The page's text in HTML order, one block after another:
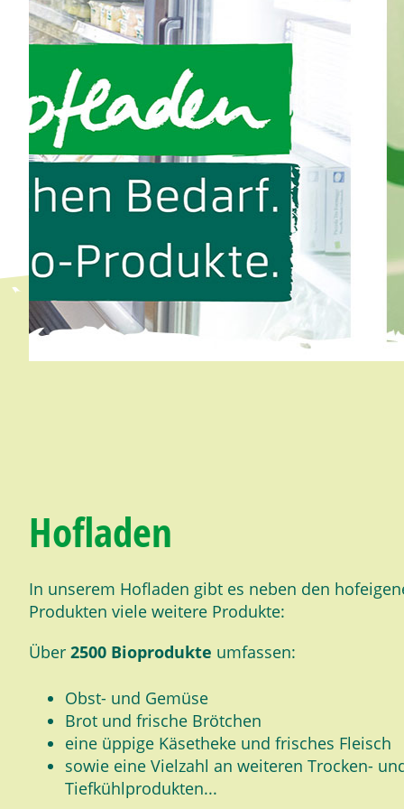
Hofladen
In unserem Hofladen gibt es neben den
Produkten viele weitere Produkte:
Über 2500 Bioprodukte umfassen:
Obst- und Gemüse
Brot und frische Brötchen
eine üppige Käsetheke und frisches Fleisch
sowie eine Vielzahl an weiteren Trocken-
Tiefkühlprodukten...